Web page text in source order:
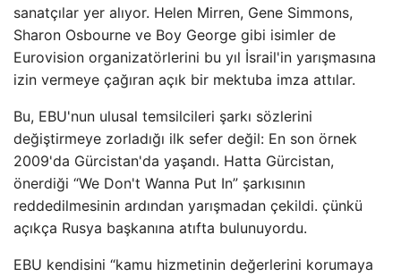
sanatçılar yer alıyor. Helen Mirren, Gene Simmons,
Sharon Osbourne ve Boy George gibi isimler de
Eurovision organizatörlerini bu yıl İsrail'in yarışmasına
izin vermeye çağıran açık bir mektuba imza attılar.
Bu, EBU'nun ulusal temsilcileri şarkı sözlerini
değiştirmeye zorladığı ilk sefer değil: En son örnek
2009'da Gürcistan'da yaşandı. Hatta Gürcistan,
önerdiği “We Don't Wanna Put In” şarkısının
reddedilmesinin ardından yarışmadan çekildi. çünkü
açıkça Rusya başkanına atıfta bulunuyordu.
EBU kendisini “kamu hizmetinin değerlerini korumaya